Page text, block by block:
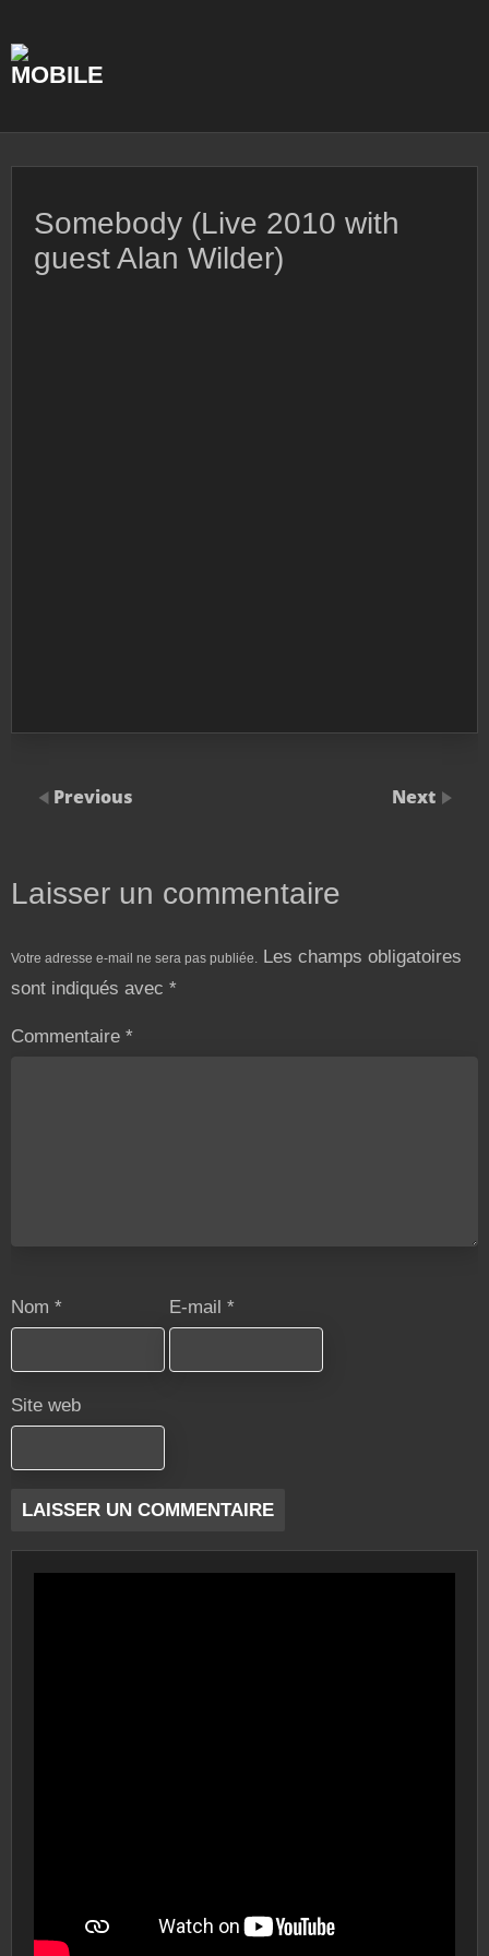
content
Somebody (Live 2010 with
guest Alan Wilder)
Previous Next
Laisser un commentaire
Votre adresse e-mail ne sera pas publiée. Les champs obligatoires
sont indiqués avec *
Commentaire *
Nom * E-mail *
Site web